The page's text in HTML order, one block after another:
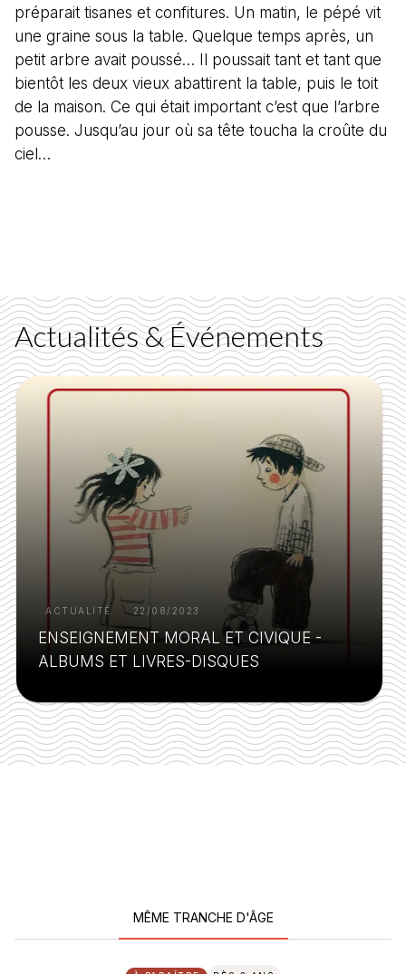
préparait tisanes et confitures. Un matin, le pépé vit
une graine sous la table. Quelque temps après, un
petit arbre avait poussé… Il poussait tant et tant que
bientôt les deux vieux abattirent la table, puis le toit
de la maison. Ce qui était important c’est que l’arbre
pousse. Jusqu’au jour où sa tête toucha la croûte du
ciel…
Actualités & Événements
ACTUALITÉ 22/08/2023
ENSEIGNEMENT MORAL ET CIVIQUE -
ALBUMS ET LIVRES-DISQUES
MÊME TRANCHE D'ÂGE